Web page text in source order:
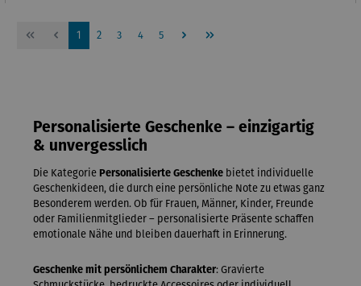
Seite
1 Seite
2 Seite
3 Seite
4 Seite
5
Personalisierte Geschenke – einzigartig
& unvergesslich
Die Kategorie Personalisierte Geschenke bietet individuelle
Geschenkideen, die durch eine persönliche Note zu etwas ganz
Besonderem werden. Ob für Frauen, Männer, Kinder, Freunde
oder Familienmitglieder – personalisierte Präsente schaffen
emotionale Nähe und bleiben dauerhaft in Erinnerung.
Geschenke mit persönlichem Charakter: Gravierte